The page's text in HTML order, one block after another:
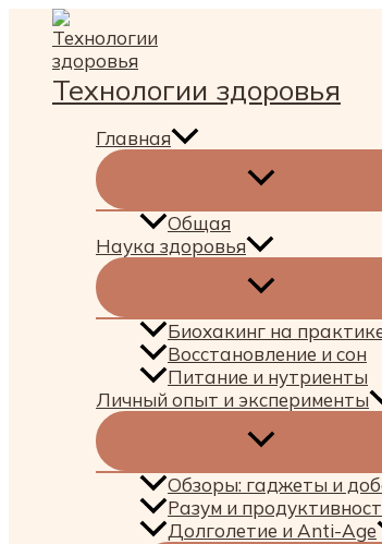
Перейти
содержимому
Технологии здоровья
Главная
Общая
Наука здоровья
Биохакинг на
Восстановление и сон
Питание и нутриенты
Личный опыт и эксперименты
Обзоры: гаджеты и
Разум и
Долголетие и Anti-Age